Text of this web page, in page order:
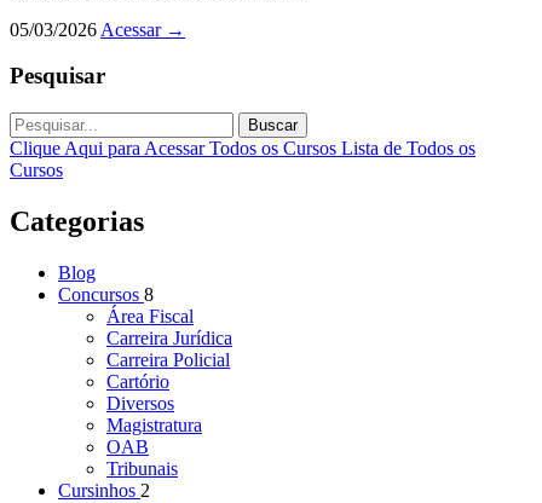
05/03/2026 Acessar →
Pesquisar
Buscar
Clique Aqui para Acessar Todos os Cursos Lista de Todos os
Cursos
Categorias
Blog
Concursos 8
Área Fiscal
Carreira Jurídica
Carreira Policial
Cartório
Diversos
Magistratura
OAB
Tribunais
Cursinhos 2